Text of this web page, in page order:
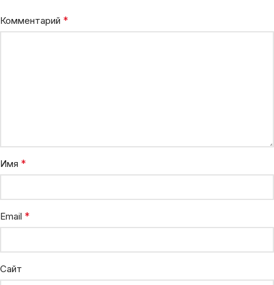
Комментарий *
Имя *
Email *
Сайт